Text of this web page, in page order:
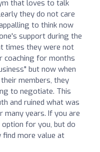
that loves to talk
they do not care
to think now
support during the
times they were not
coaching for months
but now when
members, they
to negotiate. This
and ruined what was
many years. If you are
for you, but do
find more value at